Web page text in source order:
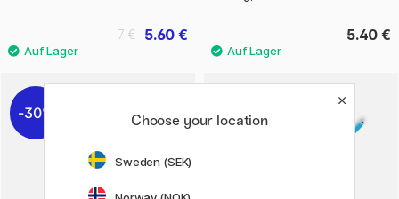
5.60 €
7 € 5.40 €
30% 20%
Choose your location
Sweden (SEK)